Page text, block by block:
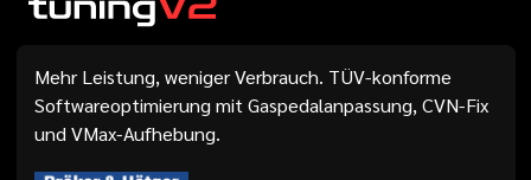
Mehr Leistung, weniger Verbrauch. TÜV-konforme
Softwareoptimierung mit Gaspedalanpassung, CVN-Fix
und VMax-Aufhebung.